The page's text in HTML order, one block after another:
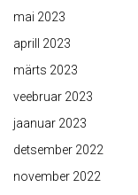
mai 2023
aprill 2023
märts 2023
veebruar 2023
jaanuar 2023
detsember 2022
november 2022